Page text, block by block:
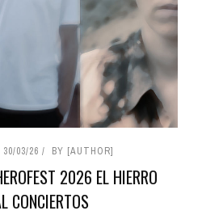
30/03/26 BY [AUTHOR]
2026 EL HIERRO
CONCIERTOS